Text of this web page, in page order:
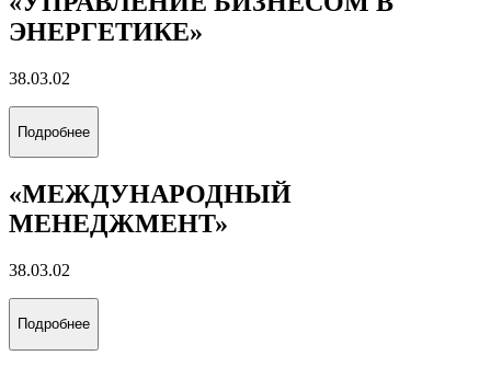
ЭНЕРГЕТИКЕ»
38.03.02
Подробнее
«МЕЖДУНАРОДНЫЙ
МЕНЕДЖМЕНТ»
38.03.02
Подробнее